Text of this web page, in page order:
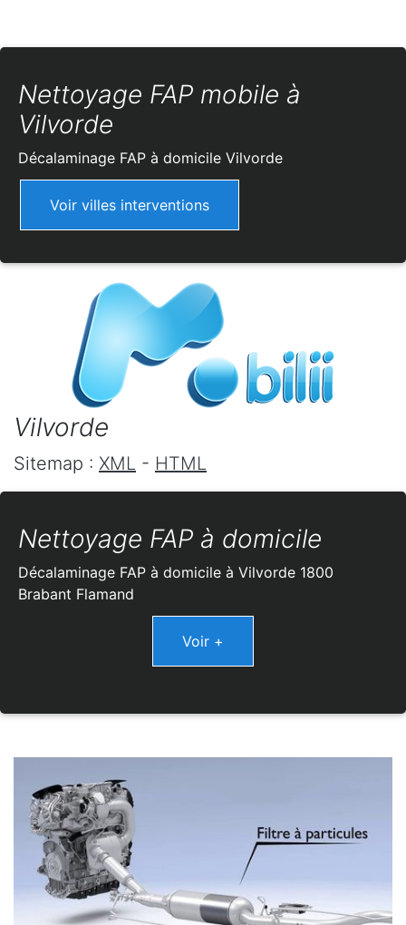
Nettoyage FAP mobile à
Vilvorde
Décalaminage FAP à domicile Vilvorde
Voir villes interventions
Vilvorde
Sitemap : XML - HTML
Nettoyage FAP à domicile
Décalaminage FAP à domicile à Vilvorde 1800
Brabant Flamand
Voir +